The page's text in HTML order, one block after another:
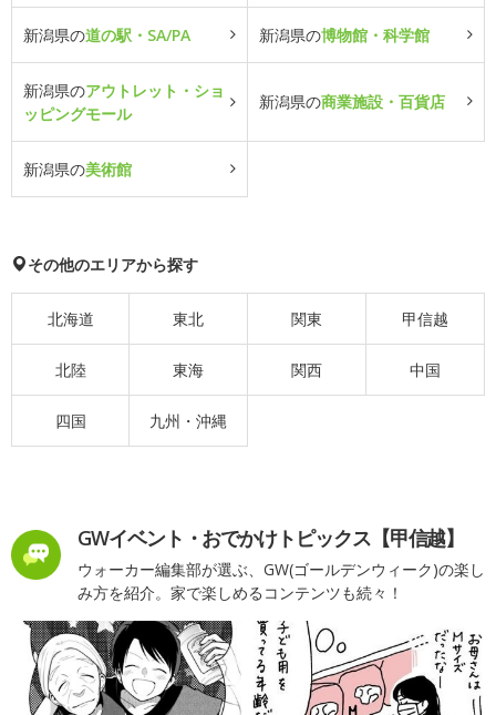
新潟県の道の駅・SA/PA 新潟県の博物館・科学館
新潟県のアウトレット・ショ
ッピングモール
新潟県の商業施設・百貨店
新潟県の美術館
その他のエリアから探す
北海道 東北 関東 甲信越
北陸 東海 関西 中国
四国 九州・沖縄
GWイベント・おでかけトピックス【甲信越】
ウォーカー編集部が選ぶ、GW(ゴールデンウィーク)の楽し
み方を紹介。家で楽しめるコンテンツも続々！